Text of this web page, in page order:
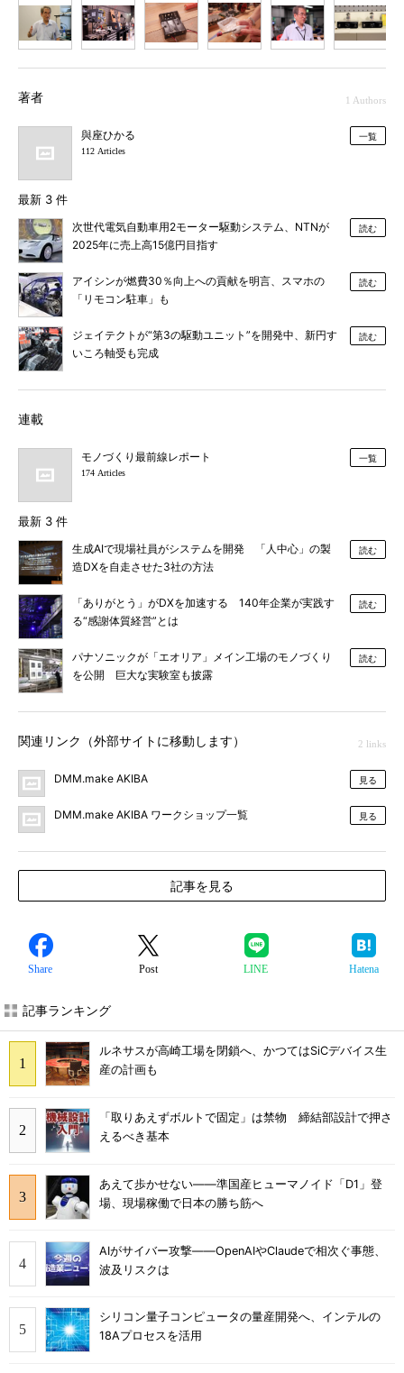
著者 1 Authors
與座ひかる
112 Articles
一覧
最新 3 件
次世代電気自動車用2モーター駆動システム、NTNが
2025年に売上高15億円目指す
読む
アイシンが燃費30％向上への貢献を明言、スマホの
「リモコン駐車」も
読む
ジェイテクトが“第3の駆動ユニット”を開発中、新円す
いころ軸受も完成
読む
連載
モノづくり最前線レポート
174 Articles
一覧
最新 3 件
生成AIで現場社員がシステムを開発 「人中心」の製
造DXを自走させた3社の方法
読む
「ありがとう」がDXを加速する 140年企業が実践す
る“感謝体質経営”とは
読む
パナソニックが「エオリア」メイン工場のモノづくり
を公開 巨大な実験室も披露
読む
関連リンク（外部サイトに移動します） 2 links
DMM.make AKIBA 見る
DMM.make AKIBA ワークショップ一覧 見る
記事を見る
Share Post LINE Hatena
記事ランキング
ルネサスが高崎工場を閉鎖へ、かつてはSiCデバイス生
産の計画も
「取りあえずボルトで固定」は禁物 締結部設計で押さ
えるべき基本
あえて歩かせない――準国産ヒューマノイド「D1」登
場、現場稼働で日本の勝ち筋へ
AIがサイバー攻撃――OpenAIやClaudeで相次ぐ事態、
波及リスクは
シリコン量子コンピュータの量産開発へ、インテルの
18Aプロセスを活用